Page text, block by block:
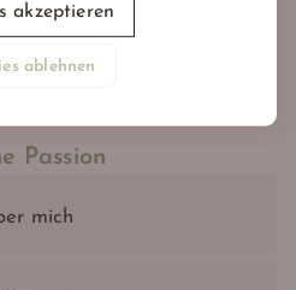
Passion
mich
ablehnen
akzeptieren